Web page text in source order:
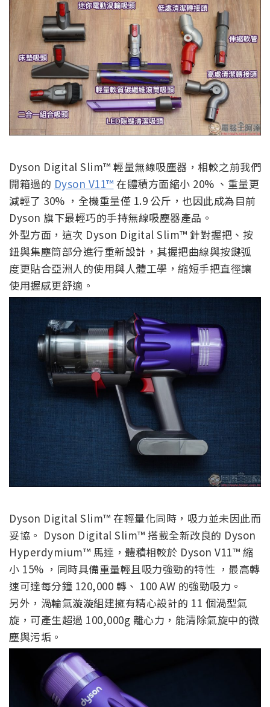
Dyson Digital Slim™ 輕量無線吸塵器，相較之前我們
開箱過的 Dyson V11™ 在體積方面縮小 20% 、重量更
減輕了 30% ，全機重量僅 1.9 公斤，也因此成為目前
Dyson 旗下最輕巧的手持無線吸塵器產品。
外型方面，這次 Dyson Digital Slim™ 針對握把、按
鈕與集塵筒部分進行重新設計，其握把曲線與按鍵弧
度更貼合亞洲人的使用與人體工學，縮短手把直徑讓
使用握感更舒適。
Dyson Digital Slim™ 在輕量化同時，吸力並未因此而
妥協。 Dyson Digital Slim™ 搭載全新改良的 Dyson
Hyperdymium™ 馬達，體積相較於 Dyson V11™ 縮
小 15% ，同時具備重量輕且吸力強勁的特性 ，最高轉
速可達每分鐘 120,000 轉、 100 AW 的強勁吸力。
另外，渦輪氣漩漩組建擁有精心設計的 11 個渦型氣
旋，可產生超過 100,000g 離心力，能清除氣旋中的微
塵與污垢。